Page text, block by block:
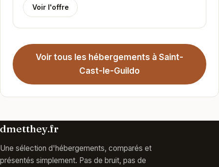
Voir l'offre
Voir tous les hébergements à Saint-
Cast-le-Guildo
dmetthey.fr
Une sélection d'hébergements, comparés et
présentés simplement. Pas de bruit, pas de